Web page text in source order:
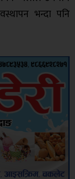
भन्दा पनि